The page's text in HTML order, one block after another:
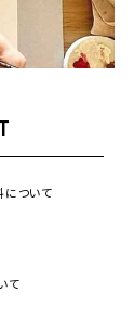
について
て